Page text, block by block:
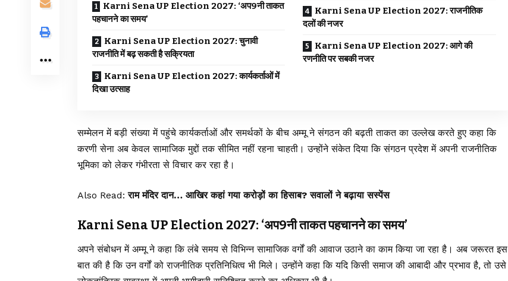
Karni Sena UP Election 2027: ‘अप9नी ताकत
पहचानने का समय’
Karni Sena UP Election 2027: चुनावी
राजनीति में बढ़ सकती है सक्रियता
Karni Sena UP Election 2027: कार्यकर्ताओं में
दिखा उत्साह
Karni Sena UP Election 2027: राजनीतिक
दलों की नजर
Karni Sena UP Election 2027: आगे की
रणनीति पर सबकी नजर
सम्मेलन में बड़ी संख्या में पहुंचे कार्यकर्ताओं और समर्थकों के बीच अम्मू ने संगठन की बढ़ती ताकत का उल्लेख करते हुए कहा कि
करणी सेना अब केवल सामाजिक मुद्दों तक सीमित नहीं रहना चाहती। उन्होंने संकेत दिया कि संगठन प्रदेश में अपनी राजनीतिक
भूमिका को लेकर गंभीरता से विचार कर रहा है।
Also Read:राम मंदिर दान… आखिर कहां गया करोड़ों का हिसाब? सवालों ने बढ़ाया सस्पेंस
Karni Sena UP Election 2027: ‘अप9नी ताकत पहचानने का समय’
अपने संबोधन में अम्मू ने कहा कि लंबे समय से विभिन्न सामाजिक वर्गों की आवाज उठाने का काम किया जा रहा है। अब जरूरत इस
बात की है कि उन वर्गों को राजनीतिक प्रतिनिधित्व भी मिले। उन्होंने कहा कि यदि किसी समाज की आबादी और प्रभाव है, तो उसे